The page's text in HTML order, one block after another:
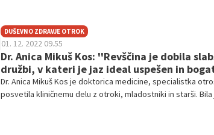
DUŠEVNO ZDRAVJE OTROK
01. 12. 2022 09.55
Dr. Anica Mikuš Kos: ''Revščina je dobila
družbi, v kateri je jaz ideal uspešen in
Dr. Anica Mikuš Kos je doktorica medicine, specialistka
posvetila kliničnemu delu z otroki, mladostniki in starši.